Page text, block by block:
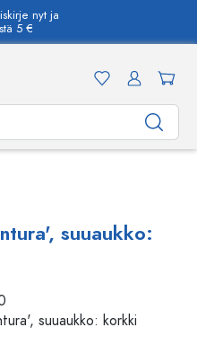
nyt ja
5 €
suuaukko: